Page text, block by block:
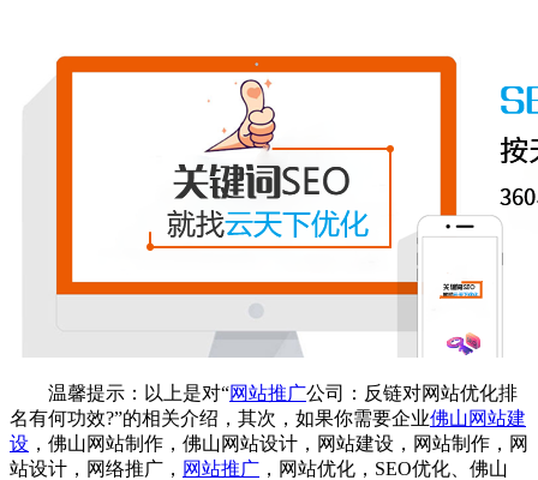
温馨提示：以上是对“网站推广公司 ：反链对网站优化排
名有何功效?”的相关介绍，其次，如果你需要企业佛山网站建
设 ， 佛山网站制作 ， 佛山网站设计 ， 网站建设 ， 网站制作 ， 网
站设计 ， 网络推广 ， 网站推广 ， 网站优化 ， SEO优化
佛山